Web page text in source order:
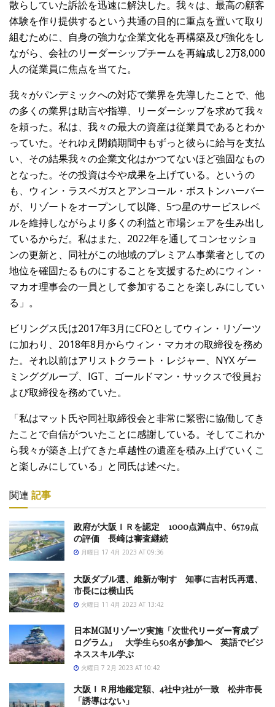
散らしていた訴訟を迅速に解決した。我々は、最高の顧客
体験を作り提供するという共通の目的に重点を置いて取り
組むために、自身の強力な企業文化を再構築及び強化をし
ながら、会社のリーダーシップチームを再編成し2万8,000
人の従業員に焦点を当てた。
我々がパンデミックへの対応で業界を先導したことで、他
の多くの業界は助言や指導、リーダーシップを求めて我々
を頼った。私は、我々の最大の資産は従業員であるとわか
っていた。それゆえ閉鎖期間中もずっと彼らに給与を支払
い、その結果我々の企業文化はかつてないほど強固なもの
となった。その投資は今や成果を上げている。というの
も、ウィン・ラスベガスとアンコール・ボストンハーバー
が、リゾートをオープンして以降、5つ星のサービスレベ
ルを維持しながらより多くの利益と市場シェアを生み出し
ているからだ。私はまた、2022年を通してコンセッショ
ンの更新と、同社がこの地域のプレミアム事業者としての
地位を確固たるものにすることを支援するためにウィン・
マカオ理事会の一員として参加することを楽しみにしてい
る」。
ビリングス氏は2017年3月にCFOとしてウィン・リゾーツ
に加わり、2018年8月からウィン・マカオの取締役を務め
た。それ以前はアリストクラート・レジャー、NYX ゲー
ミンググループ、IGT、ゴールドマン・サックスで役員お
よび取締役を務めていた。
「私はマット氏や同社取締役会と非常に緊密に協働してき
たことで自信がついたことに感謝している。そしてこれか
ら我々が築き上げてきた卓越性の遺産を積み上げていくこ
と楽しみにしている」と同氏は述べた。
関連 記事
政府が大阪ＩＲを認定 1000点満点中、657.9点
の評価 長崎は審査継続
月曜日 17 4月 2023 AT 09:36
大阪ダブル選、維新が制す 知事に吉村氏再選、
市長には横山氏
火曜日 11 4月 2023 AT 13:42
日本MGMリゾーツ実施「次世代リーダー育成プ
ログラム」 大学生ら50名が参加へ 英語でビジ
ネススキル学ぶ
火曜日 7 2月 2023 AT 10:42
大阪ＩＲ用地鑑定額、4社中3社が一致 松井市長
「誘導はない」